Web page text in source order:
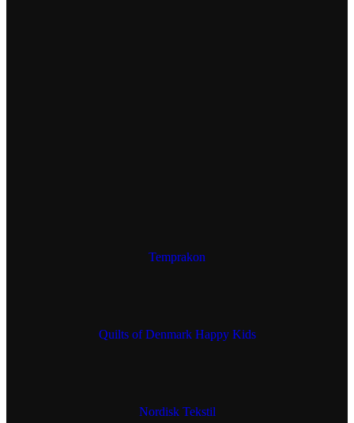
Temprakon
Quilts of Denmark Happy Kids
Nordisk Tekstil